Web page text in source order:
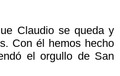
Claudio se queda y
Con él hemos hecho
el orgullo de San